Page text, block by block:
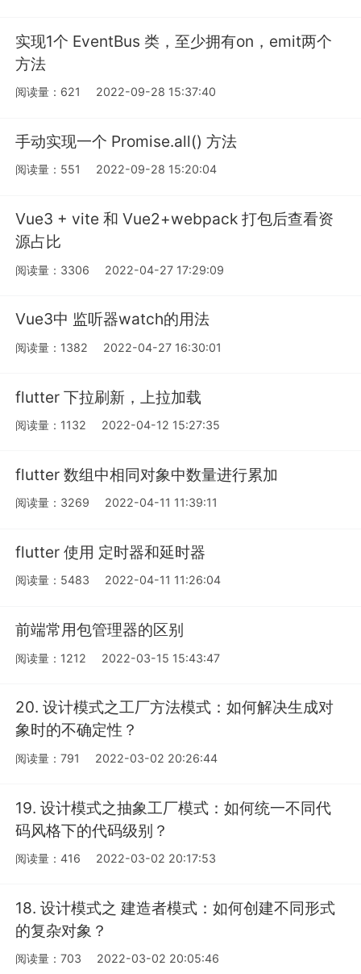
实现1个 EventBus 类，至少拥有on，emit两个
方法
阅读量：621 2022-09-28 15:37:40
手动实现一个 Promise.all() 方法
阅读量：551 2022-09-28 15:20:04
Vue3 + vite 和 Vue2+webpack 打包后查看资
源占比
阅读量：3306 2022-04-27 17:29:09
Vue3中 监听器watch的用法
阅读量：1382 2022-04-27 16:30:01
flutter 下拉刷新，上拉加载
阅读量：1132 2022-04-12 15:27:35
flutter 数组中相同对象中数量进行累加
阅读量：3269 2022-04-11 11:39:11
flutter 使用 定时器和延时器
阅读量：5483 2022-04-11 11:26:04
前端常用包管理器的区别
阅读量：1212 2022-03-15 15:43:47
20. 设计模式之工厂方法模式：如何解决生成对
象时的不确定性？
阅读量：791 2022-03-02 20:26:44
19. 设计模式之抽象工厂模式：如何统一不同代
码风格下的代码级别？
阅读量：416 2022-03-02 20:17:53
18. 设计模式之 建造者模式：如何创建不同形式
的复杂对象？
阅读量：703 2022-03-02 20:05:46